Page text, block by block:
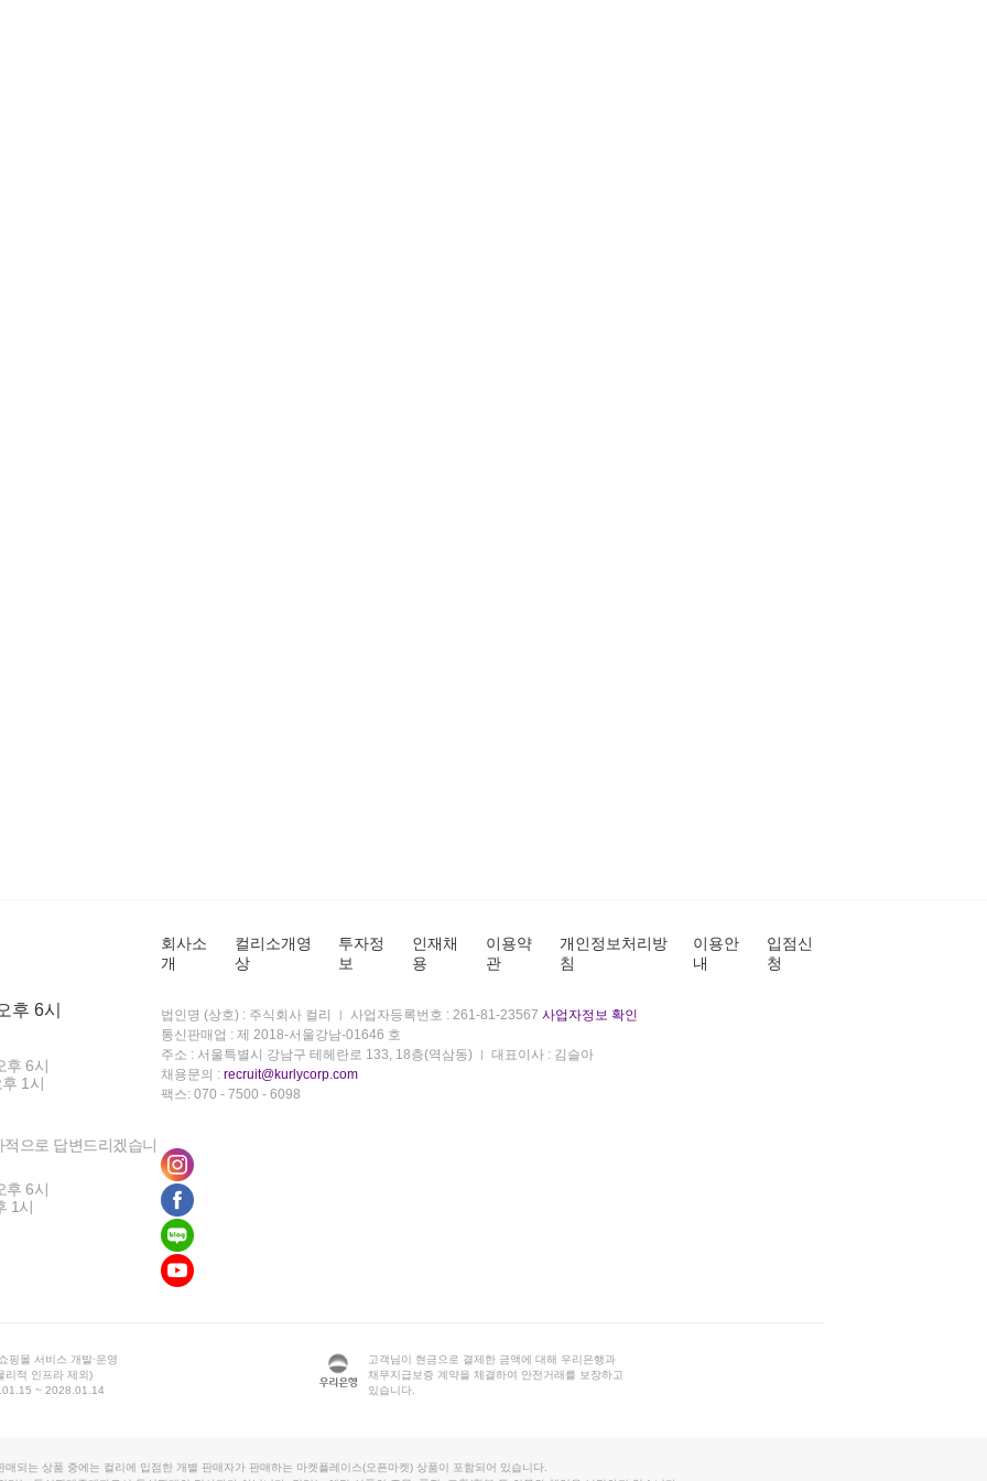
후 6시
후 6시
1시
으로 답변드리겠습니
후 6시
1시
회사소
개
컬리소개영
상
투자정
보
인재채
용
이용약
관
개인정보처리방
침
이용안
내
입점신
청
법인명 (상호) : 주식회사 컬리 사업자등록번호 : 261-81-23567 사업자정보 확인
통신판매업 : 제 2018-서울강남-01646 호
주소 : 서울특별시 강남구 테헤란로 133, 18층(역삼동)
대표이사 : 김슬아
채용문의 : recruit@kurlycorp.com
팩스: 070 - 7500 - 6098
핑몰 서비스 개발·운영
리적 인프라 제외)
~ 2028.01.14
고객님이 현금으로 결제한 금액에 대해 우리은행과
채무지급보증 계약을 체결하여 안전거래를 보장하고
있습니다.
매되는 상품 중에는 컬리에 입점한 개별 판매자가 판매하는 마켓플레이스(오픈마켓) 상품이 포함되어 있습니다.